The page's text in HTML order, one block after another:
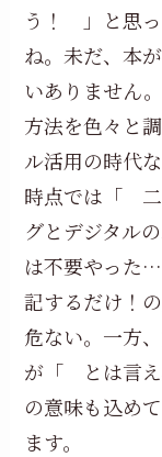
う！ 」と思っ
ね。未だ、本
いありません
方法を色々と
ル活用の時代
時点では「
グとデジタル
は不要やった
記するだけ！
危ない。一方
が「 とは言
の意味も込め
ます。